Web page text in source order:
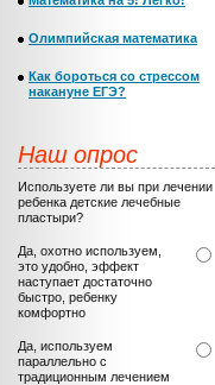
Олимпийская математика
Как бороться со стрессом
накануне ЕГЭ?
Наш опрос
Используете ли вы при лечении
ребенка детские лечебные
пластыри?
Да, охотно используем,
это удобно, эффект
наступает достаточно
быстро, ребенку
комфортно
Да, используем
параллельно с
традиционным лечением